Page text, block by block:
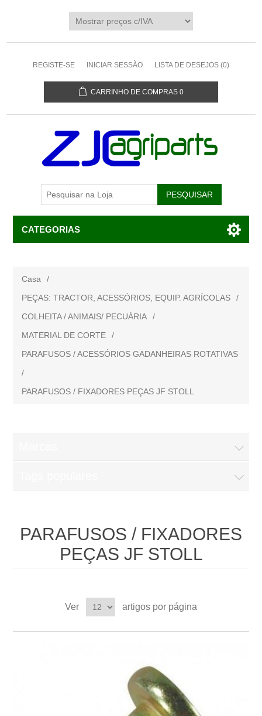
REGISTE-SE INICIAR SESSÃO LISTA DE DESEJOS (0)
CARRINHO DE COMPRAS 0
CATEGORIAS
Casa
/
PEÇAS: TRACTOR, ACESSÓRIOS, EQUIP. AGRÍCOLAS
/
COLHEITA / ANIMAIS/ PECUÁRIA
/
MATERIAL DE CORTE
/
PARAFUSOS / ACESSÓRIOS GADANHEIRAS ROTATIVAS
/
PARAFUSOS / FIXADORES PEÇAS JF STOLL
PARAFUSOS / FIXADORES
PEÇAS JF STOLL
Ver artigos por página